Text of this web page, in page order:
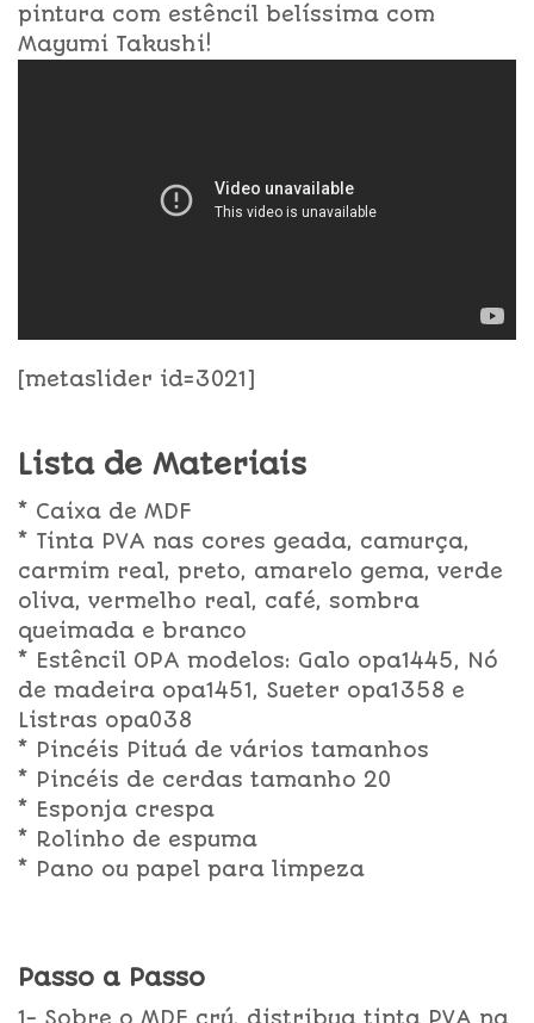
pintura com estêncil belíssima com
Mayumi Takushi!
[metaslider id=3021]
Lista de Materiais
* Caixa de MDF
* Tinta PVA nas cores geada, camurça,
carmim real, preto, amarelo gema, verde
oliva, vermelho real, café, sombra
queimada e branco
* Estêncil OPA modelos: Galo opa1445, Nó
de madeira opa1451, Sueter opa1358 e
Listras opa038
* Pincéis Pituá de vários tamanhos
* Pincéis de cerdas tamanho 20
* Esponja crespa
* Rolinho de espuma
* Pano ou papel para limpeza
Passo a Passo
1- Sobre o MDF crú, distribua tinta PVA na